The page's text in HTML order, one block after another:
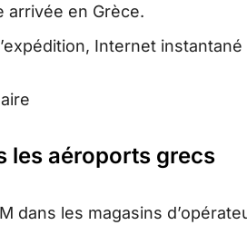
arrivée en Grèce.
Internet instantané
les aéroports grecs
dans les magasins